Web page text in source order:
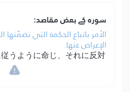
سورہ کے بعض مقاصد:
الأمر باتباع الحكمة التي تضمّنها
الإعراض عنها.
うように命じ、それに反対